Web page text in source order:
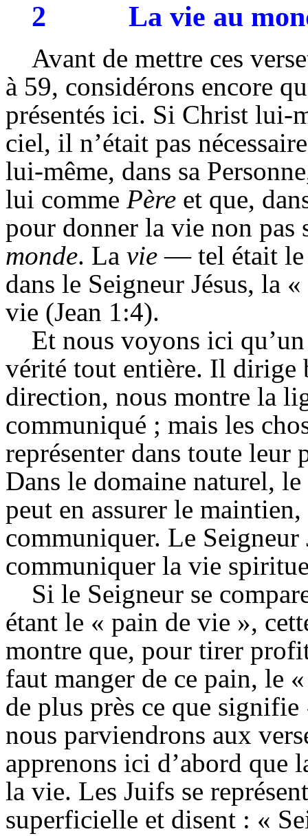
2 La vie au
Avant de mettre ces
à 59, considérons encore
présentés ici. Si Christ lui-
ciel, il n’était pas
lui-même, dans sa
lui comme Père et que,
pour donner la vie non pas
monde. La vie — tel était
dans le Seigneur Jésus, la
vie (Jean 1:4).
Et nous voyons ici
vérité tout entière. Il dirige
direction, nous montre la
communiqué ; mais les
représenter dans toute leur
Dans le domaine naturel,
peut en assurer le
communiquer. Le
communiquer la vie
Si le Seigneur se
étant le « pain de vie »,
montre que, pour tirer
faut manger de ce pain, le
de plus près ce que
nous parviendrons aux
apprenons ici d’abord que
la vie. Les Juifs se
superficielle et disent : «